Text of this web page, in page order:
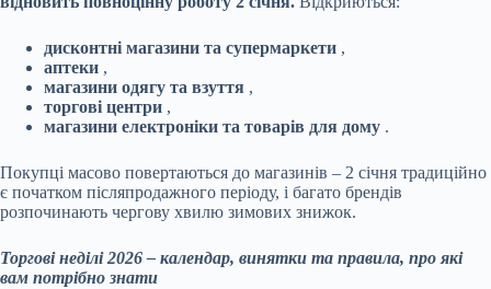
дисконтні магазини та супермаркети ,
аптеки ,
магазини одягу та взуття ,
торгові центри ,
магазини електроніки та товарів для дому .
Покупці масово повертаються до магазинів – 2 січня традиційно
є початком післяпродажного періоду, і багато брендів
розпочинають чергову хвилю зимових знижок.
Торгові неділі 2026 – календар, винятки та правила, про які
вам потрібно знати